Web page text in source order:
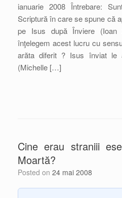
ianuarie 2008 Întrebare:
Scriptură în care se spune că
pe Isus după Înviere
înţelegem acest lucru cu
arăta diferit ? Isus înviat le
(Michelle […]
Cine erau straniii
Moartă?
Posted on 24 mai 2008